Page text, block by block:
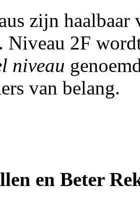
zijn haalbaar
Niveau 2F
niveau
van belang.
en Beter